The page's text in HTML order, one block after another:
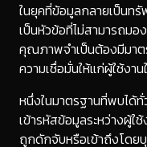
ในยุคที่ข้อมูลกลายเป็นท
เป็นหัวข้อที่ไม่สามารถม
คุณภาพจำเป็นต้องมีมา
ความเชื่อมั่นให้แก่ผู้ใช้งาน
หนึ่งในมาตรฐานที่พบได้
เข้ารหัสข้อมูลระหว่างผู้ใ
ถูกดักจับหรือเข้าถึงโดย